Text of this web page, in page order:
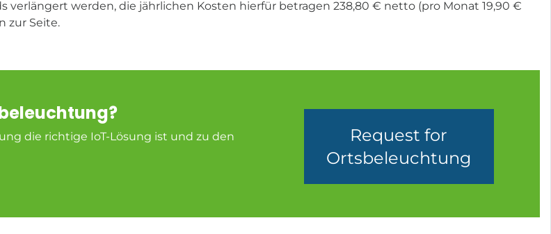
verlängert werden, die jährlichen Kosten hierfür betragen 238,80 € netto (pro Monat 19,90 €
zur Seite.
die richtige IoT-Lösung ist und zu den
Request for
Ortsbeleuchtung